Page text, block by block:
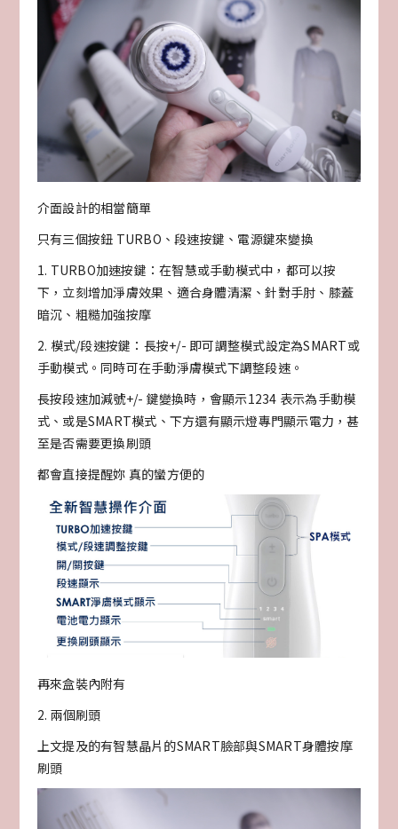
介面設計的相當簡單
只有三個按鈕 TURBO、段速按鍵、電源鍵來變換
1. TURBO加速按鍵：在智慧或手動模式中，都可以按
下，立刻增加淨膚效果、適合身體清潔、針對手肘、膝蓋
暗沉、粗糙加強按摩
2. 模式/段速按鍵：長按+/- 即可調整模式設定為SMART或
手動模式。同時可在手動淨膚模式下調整段速。
長按段速加減號+/- 鍵變換時，會顯示1234 表示為手動模
式、或是SMART模式、下方還有顯示燈專門顯示電力，甚
至是否需要更換刷頭
都會直接提醒妳 真的蠻方便的
再來盒裝內附有
2. 兩個刷頭
上文提及的有智慧晶片的SMART臉部與SMART身體按摩
刷頭